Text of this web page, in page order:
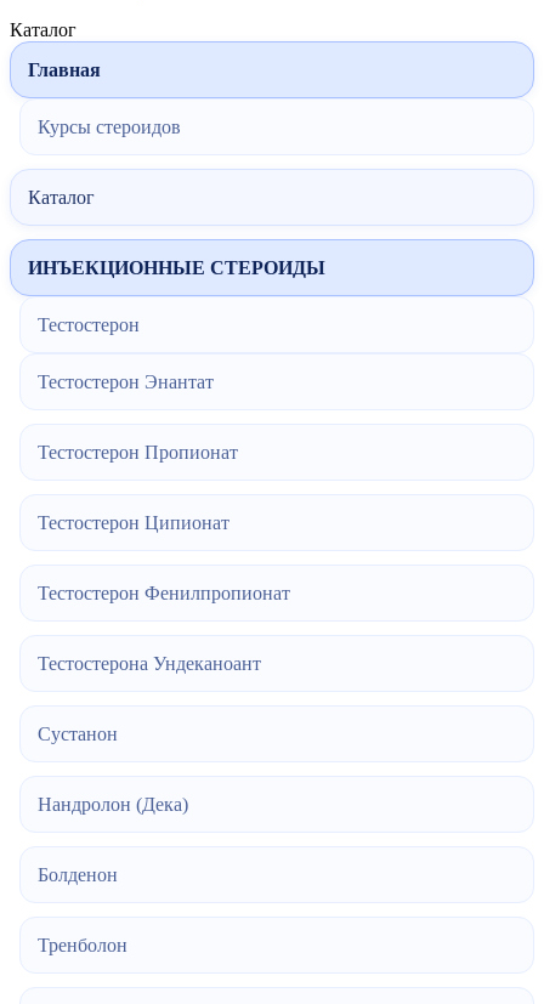
Каталог
Главная
Курсы стероидов
Каталог
ИНЪЕКЦИОННЫЕ СТЕРОИДЫ
Тестостерон
Тестостерон Энантат
Тестостерон Пропионат
Тестостерон Ципионат
Тестостерон Фенилпропионат
Тестостерона Ундеканоант
Сустанон
Нандролон (Дека)
Болденон
Тренболон